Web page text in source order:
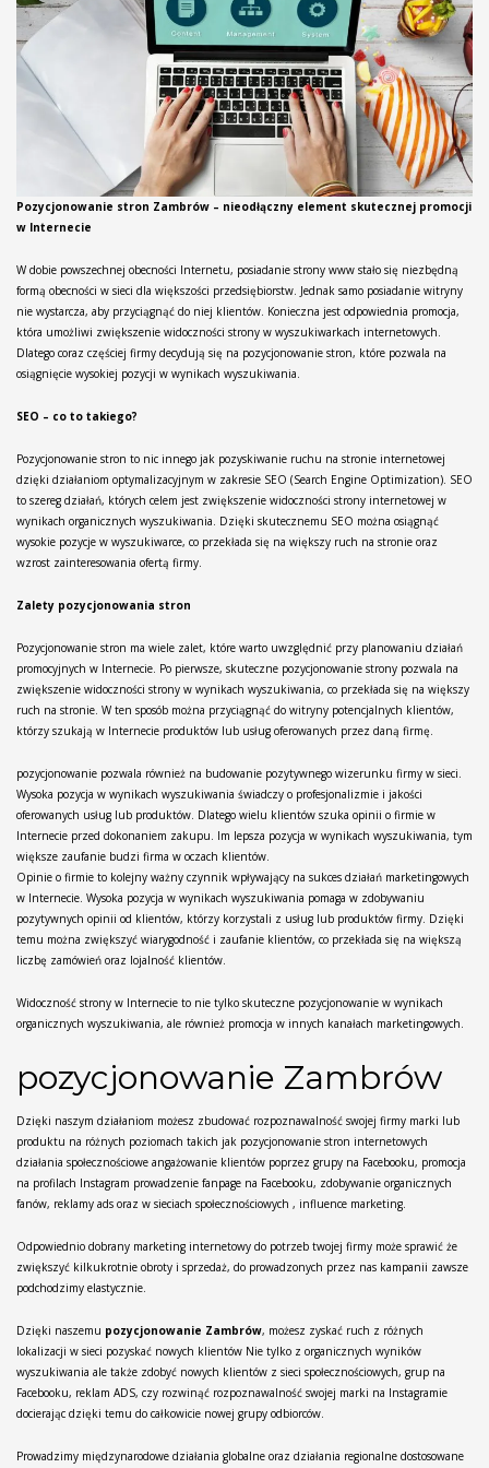
Pozycjonowanie stron Zambrów – nieodłączny element skutecznej promocji
w Internecie
W dobie powszechnej obecności Internetu, posiadanie strony www stało się niezbędną
formą obecności w sieci dla większości przedsiębiorstw. Jednak samo posiadanie witryny
nie wystarcza, aby przyciągnąć do niej klientów. Konieczna jest odpowiednia promocja,
która umożliwi zwiększenie widoczności strony w wyszukiwarkach internetowych.
Dlatego coraz częściej firmy decydują się na pozycjonowanie stron, które pozwala na
osiągnięcie wysokiej pozycji w wynikach wyszukiwania.
SEO – co to takiego?
Pozycjonowanie stron to nic innego jak pozyskiwanie ruchu na stronie internetowej
dzięki działaniom optymalizacyjnym w zakresie SEO (Search Engine Optimization). SEO
to szereg działań, których celem jest zwiększenie widoczności strony internetowej w
wynikach organicznych wyszukiwania. Dzięki skutecznemu SEO można osiągnąć
wysokie pozycje w wyszukiwarce, co przekłada się na większy ruch na stronie oraz
wzrost zainteresowania ofertą firmy.
Zalety pozycjonowania stron
Pozycjonowanie stron ma wiele zalet, które warto uwzględnić przy planowaniu działań
promocyjnych w Internecie. Po pierwsze, skuteczne pozycjonowanie strony pozwala na
zwiększenie widoczności strony w wynikach wyszukiwania, co przekłada się na większy
ruch na stronie. W ten sposób można przyciągnąć do witryny potencjalnych klientów,
którzy szukają w Internecie produktów lub usług oferowanych przez daną firmę.
pozycjonowanie pozwala również na budowanie pozytywnego wizerunku firmy w sieci.
Wysoka pozycja w wynikach wyszukiwania świadczy o profesjonalizmie i jakości
oferowanych usług lub produktów. Dlatego wielu klientów szuka opinii o firmie w
Internecie przed dokonaniem zakupu. Im lepsza pozycja w wynikach wyszukiwania, tym
większe zaufanie budzi firma w oczach klientów.
Opinie o firmie to kolejny ważny czynnik wpływający na sukces działań marketingowych
w Internecie. Wysoka pozycja w wynikach wyszukiwania pomaga w zdobywaniu
pozytywnych opinii od klientów, którzy korzystali z usług lub produktów firmy. Dzięki
temu można zwiększyć wiarygodność i zaufanie klientów, co przekłada się na większą
liczbę zamówień oraz lojalność klientów.
Widoczność strony w Internecie to nie tylko skuteczne pozycjonowanie w wynikach
organicznych wyszukiwania, ale również promocja w innych kanałach marketingowych.
pozycjonowanie Zambrów
Dzięki naszym działaniom możesz zbudować rozpoznawalność swojej firmy marki lub
produktu na różnych poziomach takich jak pozycjonowanie stron internetowych
działania społecznościowe angażowanie klientów poprzez grupy na Facebooku, promocja
na profilach Instagram prowadzenie fanpage na Facebooku, zdobywanie organicznych
fanów, reklamy ads oraz w sieciach społecznościowych , influence marketing.
Odpowiednio dobrany marketing internetowy do potrzeb twojej firmy może sprawić że
zwiększyć kilkukrotnie obroty i sprzedaż, do prowadzonych przez nas kampanii zawsze
podchodzimy elastycznie.
Dzięki naszemu pozycjonowanie Zambrów, możesz zyskać ruch z różnych
lokalizacji w sieci pozyskać nowych klientów Nie tylko z organicznych wyników
wyszukiwania ale także zdobyć nowych klientów z sieci społecznościowych, grup na
Facebooku, reklam ADS, czy rozwinąć rozpoznawalność swojej marki na Instagramie
docierając dzięki temu do całkowicie nowej grupy odbiorców.
Prowadzimy międzynarodowe działania globalne oraz działania regionalne dostosowane